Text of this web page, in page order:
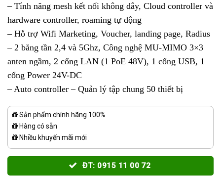
– Tính năng mesh kết nối không dây, Cloud controller và
hardware controller, roaming tự động
– Hỗ trợ Wifi Marketing, Voucher, landing page, Radius
– 2 băng tần 2,4 và 5Ghz, Công nghệ MU-MIMO 3×3
anten ngầm, 2 cổng LAN (1 PoE 48V), 1 cổng USB, 1
cổng Power 24V-DC
– Auto controller – Quản lý tập chung 50 thiết bị
Sản phẩm chính hãng 100%
Hàng có sẵn
Nhiều khuyến mãi mới
ĐT: 0915 11 00 72